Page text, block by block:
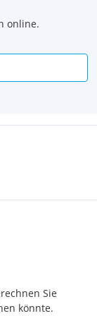
Institut für
online.
Sie
könnte.